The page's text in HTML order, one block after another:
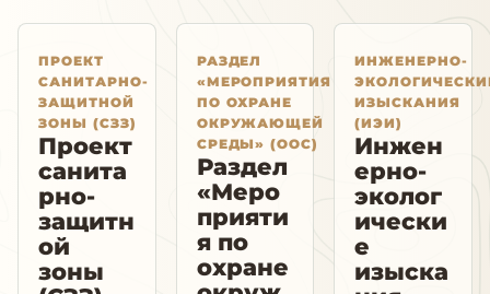
ПРОЕКТ
САНИТАРНО-
ЗАЩИТНОЙ
ЗОНЫ (СЗЗ)
Проект
санита
рно-
защитн
ой
зоны
РАЗДЕЛ
«МЕРОПРИЯТИЯ
ПО ОХРАНЕ
ОКРУЖАЮЩЕЙ
СРЕДЫ» (ООС)
Раздел
«Меро
прияти
я по
охране
ИНЖЕНЕРНО-
ИЗЫСКАНИЯ
(ИЭИ)
Инжен
ерно-
эколог
ически
е
изыска